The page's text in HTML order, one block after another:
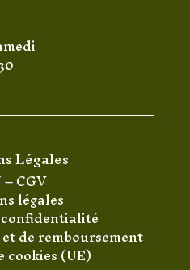
Légales
–CGV
légales
de remboursement
(UE)